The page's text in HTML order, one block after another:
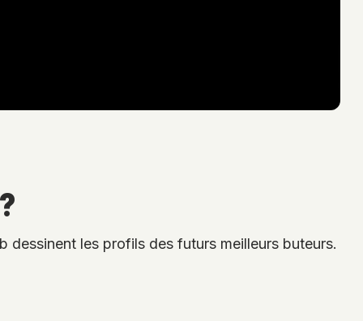
dessinent les profils des futurs meilleurs buteurs.